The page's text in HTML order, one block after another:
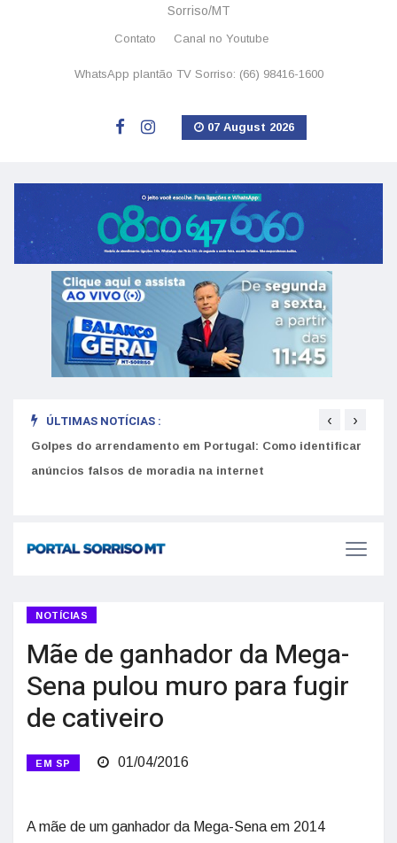
Sorriso/MT
Contato Canal no Youtube
WhatsApp plantão TV Sorriso: (66) 98416-1600
07 August 2026
ÚLTIMAS NOTÍCIAS :
Golpes do arrendamento em Portugal: Como identificar
anúncios falsos de moradia na internet
‹ ›
NOTÍCIAS
Mãe de ganhador da Mega-
Sena pulou muro para fugir
de cativeiro
EM SP 01/04/2016
A mãe de um ganhador da Mega-Sena em 2014